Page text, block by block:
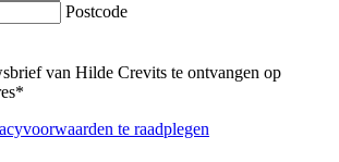
Postcode
van Hilde Crevits te ontvangen op
te raadplegen